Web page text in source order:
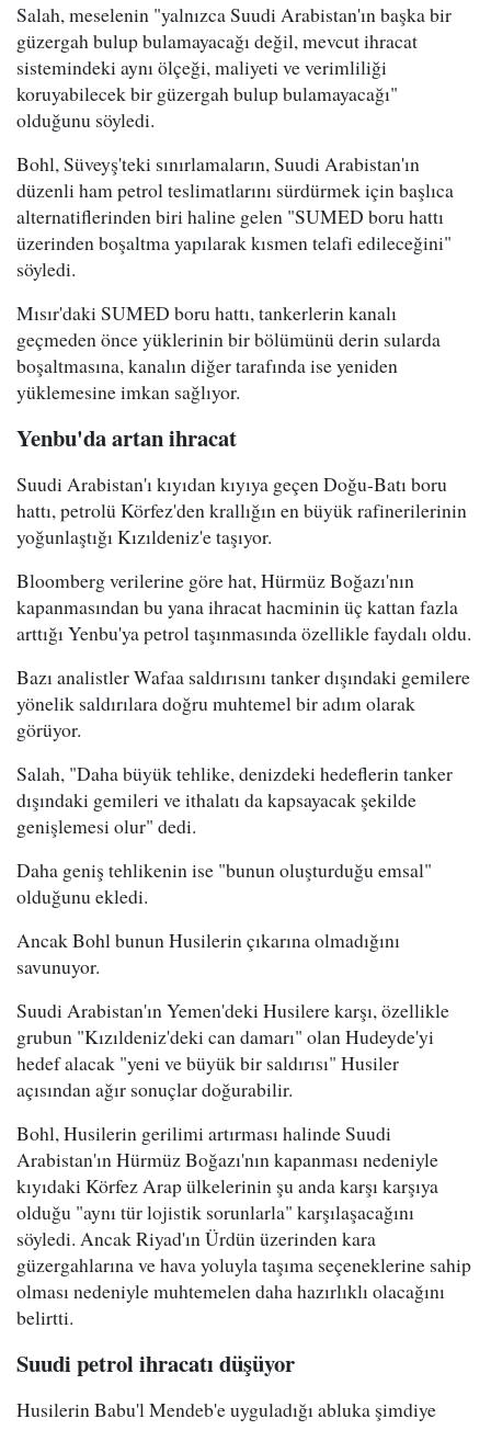
Salah, meselenin "yalnızca Suudi Arabistan'ın başka bir
güzergah bulup bulamayacağı değil, mevcut ihracat
sistemindeki aynı ölçeği, maliyeti ve verimliliği
koruyabilecek bir güzergah bulup bulamayacağı"
olduğunu söyledi.
Bohl, Süveyş'teki sınırlamaların, Suudi Arabistan'ın
düzenli ham petrol teslimatlarını sürdürmek için başlıca
alternatiflerinden biri haline gelen "SUMED boru hattı
üzerinden boşaltma yapılarak kısmen telafi edileceğini"
söyledi.
Mısır'daki SUMED boru hattı, tankerlerin kanalı
geçmeden önce yüklerinin bir bölümünü derin sularda
boşaltmasına, kanalın diğer tarafında ise yeniden
yüklemesine imkan sağlıyor.
Yenbu'da artan ihracat
Suudi Arabistan'ı kıyıdan kıyıya geçen Doğu-Batı boru
hattı, petrolü Körfez'den krallığın en büyük rafinerilerinin
yoğunlaştığı Kızıldeniz'e taşıyor.
Bloomberg verilerine göre hat, Hürmüz Boğazı'nın
kapanmasından bu yana ihracat hacminin üç kattan fazla
arttığı Yenbu'ya petrol taşınmasında özellikle faydalı oldu.
Bazı analistler Wafaa saldırısını tanker dışındaki gemilere
yönelik saldırılara doğru muhtemel bir adım olarak
görüyor.
Salah, "Daha büyük tehlike, denizdeki hedeflerin tanker
dışındaki gemileri ve ithalatı da kapsayacak şekilde
genişlemesi olur" dedi.
Daha geniş tehlikenin ise "bunun oluşturduğu emsal"
olduğunu ekledi.
Ancak Bohl bunun Husilerin çıkarına olmadığını
savunuyor.
Suudi Arabistan'ın Yemen'deki Husilere karşı, özellikle
grubun "Kızıldeniz'deki can damarı" olan Hudeyde'yi
hedef alacak "yeni ve büyük bir saldırısı" Husiler
açısından ağır sonuçlar doğurabilir.
Bohl, Husilerin gerilimi artırması halinde Suudi
Arabistan'ın Hürmüz Boğazı'nın kapanması nedeniyle
kıyıdaki Körfez Arap ülkelerinin şu anda karşı karşıya
olduğu "aynı tür lojistik sorunlarla" karşılaşacağını
söyledi. Ancak Riyad'ın Ürdün üzerinden kara
güzergahlarına ve hava yoluyla taşıma seçeneklerine sahip
olması nedeniyle muhtemelen daha hazırlıklı olacağını
belirtti.
Suudi petrol ihracatı düşüyor
Husilerin Babu'l Mendeb'e uyguladığı abluka şimdiye